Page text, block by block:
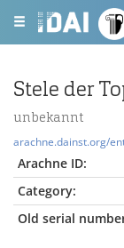
Stele der
unbekannt
arachne.dainst.org/
Arachne ID:
Category:
Old serial